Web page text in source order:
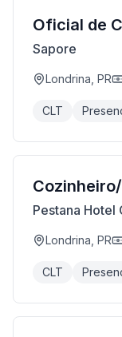
Oficial de
Sapore
Londrina, PR
CLT
Pestana Hotel
Londrina, PR
CLT